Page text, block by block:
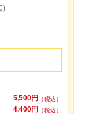
5,500円
（税込）
4,400円
（税込）